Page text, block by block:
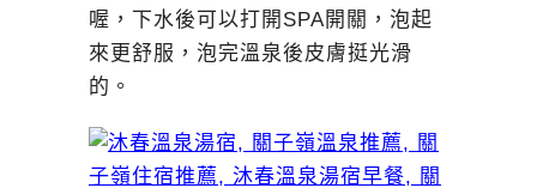
喔，下水後可以打開SPA開關，泡起
來更舒服，泡完溫泉後皮膚挺光滑
的。